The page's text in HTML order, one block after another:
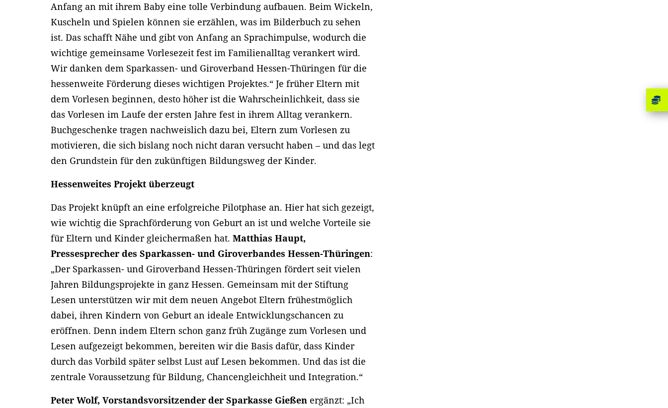
Anfang an mit ihrem Baby eine tolle Verbindung aufbauen. Beim Wickeln,
Kuscheln und Spielen können sie erzählen, was im Bilderbuch zu sehen
ist. Das schafft Nähe und gibt von Anfang an Sprachimpulse, wodurch die
wichtige gemeinsame Vorlesezeit fest im Familienalltag verankert wird.
Wir danken dem Sparkassen- und Giroverband Hessen-Thüringen für die
hessenweite Förderung dieses wichtigen Projektes.“ Je früher Eltern mit
dem Vorlesen beginnen, desto höher ist die Wahrscheinlichkeit, dass sie
das Vorlesen im Laufe der ersten Jahre fest in ihrem Alltag verankern.
Buchgeschenke tragen nachweislich dazu bei, Eltern zum Vorlesen zu
motivieren, die sich bislang noch nicht daran versucht haben – und das legt
den Grundstein für den zukünftigen Bildungsweg der Kinder.
Hessenweites Projekt überzeugt
Das Projekt knüpft an eine erfolgreiche Pilotphase an. Hier hat sich gezeigt,
wie wichtig die Sprachförderung von Geburt an ist und welche Vorteile sie
für Eltern und Kinder gleichermaßen hat.Matthias Haupt,
Pressesprecher des Sparkassen- und Giroverbandes Hessen-Thüringen:
„Der Sparkassen- und Giroverband Hessen-Thüringen fördert seit vielen
Jahren Bildungsprojekte in ganz Hessen. Gemeinsam mit der Stiftung
Lesen unterstützen wir mit dem neuen Angebot Eltern frühestmöglich
dabei, ihren Kindern von Geburt an ideale Entwicklungschancen zu
eröffnen. Denn indem Eltern schon ganz früh Zugänge zum Vorlesen und
Lesen aufgezeigt bekommen, bereiten wir die Basis dafür, dass Kinder
durch das Vorbild später selbst Lust auf Lesen bekommen. Und das ist die
zentrale Voraussetzung für Bildung, Chancengleichheit und Integration.“
Peter Wolf, Vorstandsvorsitzender der Sparkasse Gießen ergänzt: „Ich